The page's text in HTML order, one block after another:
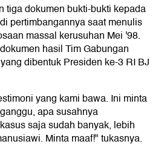
tiga dokumen bukti-bukti kepada
pertimbangannya saat menulis
massal kerusuhan Mei '98.
hasil Tim Gabungan
dibentuk Presiden ke-3 RI BJ
yang kami bawa. Ini minta
apa susahnya
saja sudah banyak, lebih
Minta maaf!" tukasnya.